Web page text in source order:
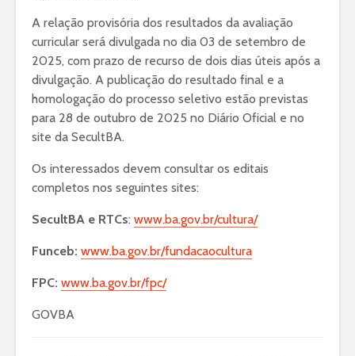
A relação provisória dos resultados da avaliação
curricular será divulgada no dia 03 de setembro de
2025, com prazo de recurso de dois dias úteis após a
divulgação. A publicação do resultado final e a
homologação do processo seletivo estão previstas
para 28 de outubro de 2025 no Diário Oficial e no
site da SecultBA.
Os interessados devem consultar os editais
completos nos seguintes sites:
SecultBA e RTCs: www.ba.gov.br/cultura/
Funceb: www.ba.gov.br/fundacaocultura
FPC: www.ba.gov.br/fpc/
GOVBA